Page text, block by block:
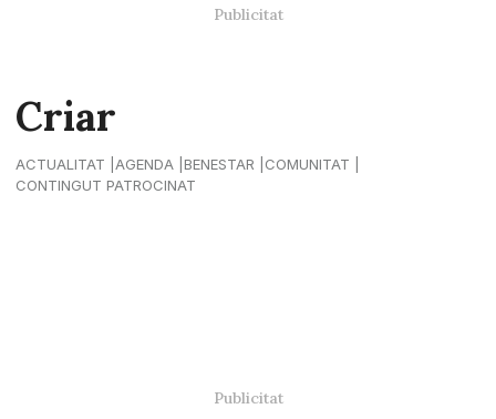
Criar
ACTUALITAT AGENDA BENESTAR
COMUNITAT
CONTINGUT PATROCINAT